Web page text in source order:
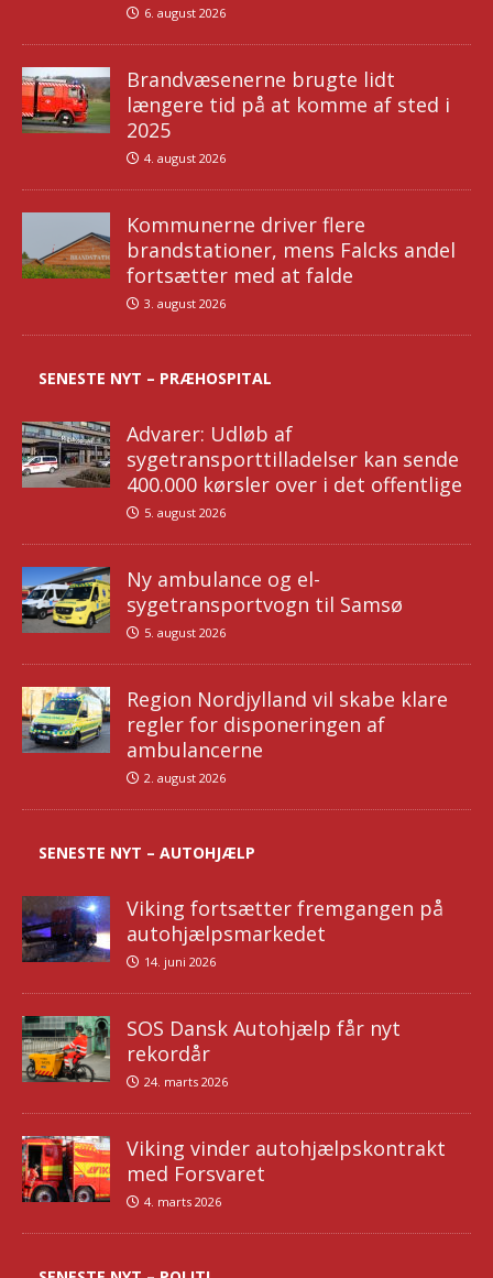
6. august 2026
Brandvæsenerne brugte lidt
længere tid på at komme af sted i
2025
4. august 2026
Kommunerne driver flere
brandstationer, mens Falcks andel
fortsætter med at falde
3. august 2026
SENESTE NYT – PRÆHOSPITAL
Advarer: Udløb af
sygetransporttilladelser kan sende
400.000 kørsler over i det offentlige
5. august 2026
Ny ambulance og el-
sygetransportvogn til Samsø
5. august 2026
Region Nordjylland vil skabe klare
regler for disponeringen af
ambulancerne
2. august 2026
SENESTE NYT – AUTOHJÆLP
Viking fortsætter fremgangen på
autohjælpsmarkedet
14. juni 2026
SOS Dansk Autohjælp får nyt
rekordår
24. marts 2026
Viking vinder autohjælpskontrakt
med Forsvaret
4. marts 2026